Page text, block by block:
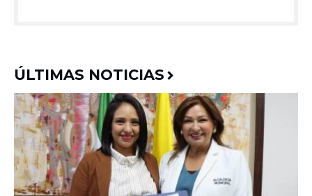
ÚLTIMAS NOTICIAS